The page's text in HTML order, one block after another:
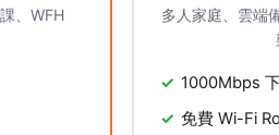
、WFH
多人家庭、雲端
1000Mbps
免費 Wi-Fi